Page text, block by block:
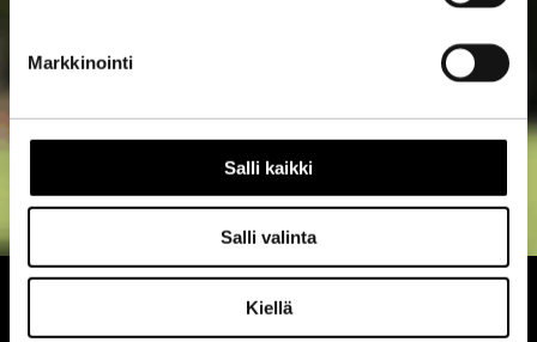
Markkinointi
Salli kaikki
Salli valinta
Kiellä